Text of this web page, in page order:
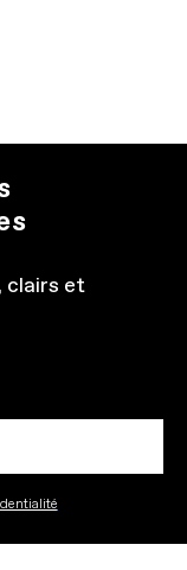
clairs et